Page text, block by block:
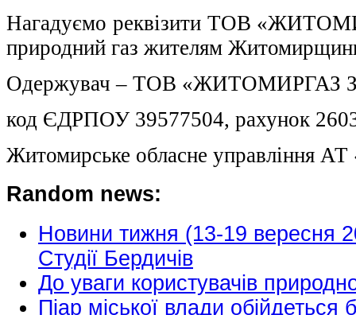
Нагадуємо реквізити ТОВ
природний газ жителям
Одержувач – ТОВ «ЖИТОМИРГАЗ
код ЄДРПОУ 39577504, рахунок
Житомирське обласне управління
Random news:
Новини тижня (13-19 вересня
Студії Бердичів
До уваги користувачів
Піар міської влади